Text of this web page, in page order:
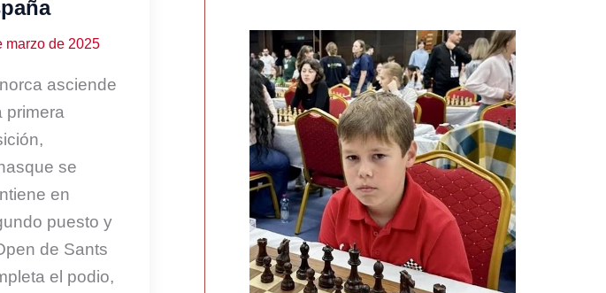
marzo de 2025
asciende
primera
se
en
puesto y
de Sants
el podio,